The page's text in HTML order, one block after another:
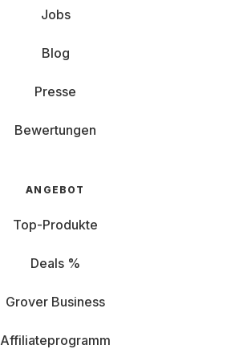
Jobs
Blog
Presse
Bewertungen
ANGEBOT
Top-Produkte
Deals %
Grover Business
Affiliateprogramm